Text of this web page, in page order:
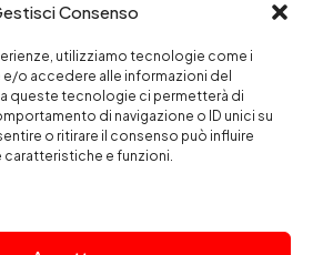
Consenso
utilizziamo tecnologie come i
o accedere alle informazioni del
queste tecnologie ci permetterà di
di navigazione o ID unici su
o ritirare il consenso può influire
caratteristiche e funzioni.